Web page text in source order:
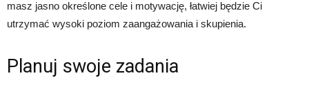
masz jasno określone cele i motywację, łatwiej będzie Ci
utrzymać wysoki poziom zaangażowania i skupienia.
Planuj swoje zadania